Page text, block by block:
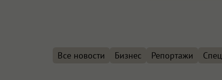
Все новости Бизнес Репортажи